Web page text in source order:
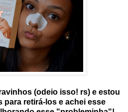
(odeio isso! rs) e estou
retirá-los e achei esse